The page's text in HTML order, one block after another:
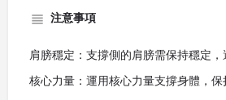
注意事項
肩膀穩定：支撐側的肩膀需保持穩定，
核心力量：運用核心力量支撐身體，保